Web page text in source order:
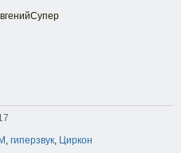
, гиперзвук, Циркон